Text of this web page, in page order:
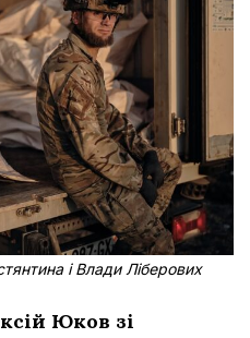
і Влади Ліберових
Юков зі